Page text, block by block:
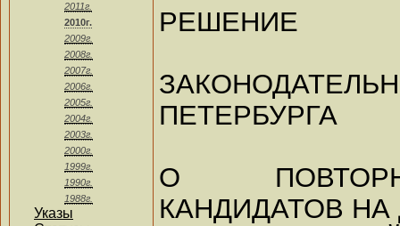
2011г.
2010г.
2009г.
2008г.
2007г.
2006г.
2005г.
2004г.
2003г.
2000г.
1999г.
1990г.
1988г.
Указы
РЕШЕНИЕ
ПЕТЕРБУРГА
О
КАНДИДАТОВ